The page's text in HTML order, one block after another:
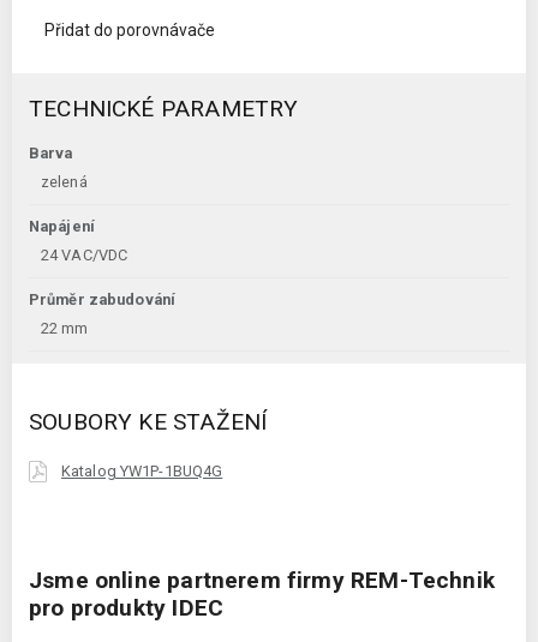
Přidat do porovnávače
TECHNICKÉ PARAMETRY
Barva
zelená
Napájení
24 VAC/VDC
Průměr zabudování
22 mm
SOUBORY KE STAŽENÍ
Katalog YW1P-1BUQ4G
Jsme online partnerem firmy REM-Technik
pro produkty IDEC